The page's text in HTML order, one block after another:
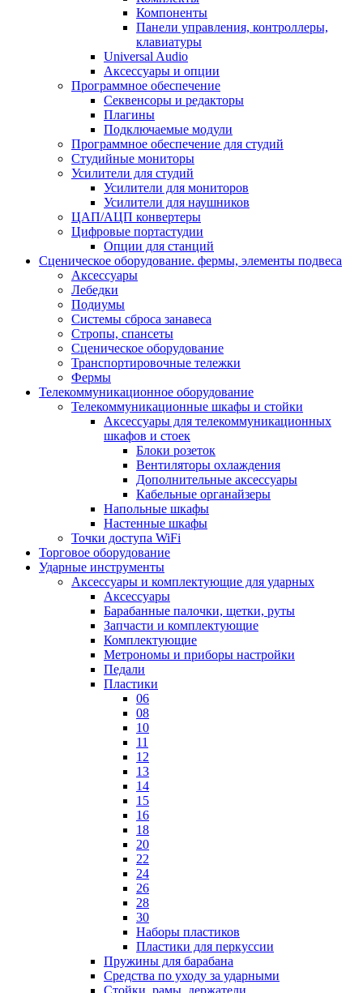
Компоненты
Панели управления, контроллеры,
клавиатуры
Universal Audio
Аксессуары и опции
Программное обеспечение
Cеквенсоры и редакторы
Плагины
Подключаемые модули
Программное обеспечение для студий
Студийные мониторы
Усилители для студий
Усилители для мониторов
Усилители для наушников
ЦАП/АЦП конвертеры
Цифровые портастудии
Опции для станций
Сценическое оборудование. фермы, элементы подвеса
Аксессуары
Лебедки
Подиумы
Системы сброса занавеса
Стропы, спансеты
Сценическое оборудование
Транспортировочные тележки
Фермы
Телекоммуникационное оборудование
Телекоммуникационные шкафы и стойки
Аксессуары для телекоммуникационных
шкафов и стоек
Блоки розеток
Вентиляторы охлаждения
Дополнительные аксессуары
Кабельные органайзеры
Напольные шкафы
Настенные шкафы
Точки доступа WiFi
Торговое оборудование
Ударные инструменты
Аксессуары и комплектующие для ударных
Аксессуары
Барабанные палочки, щетки, руты
Запчасти и комплектующие
Комплектующие
Метрономы и приборы настройки
Педали
Пластики
06
08
10
11
12
13
14
15
16
18
20
22
24
26
28
30
Наборы пластиков
Пластики для перкуссии
Пружины для барабана
Средства по уходу за ударными
Стойки, рамы, держатели